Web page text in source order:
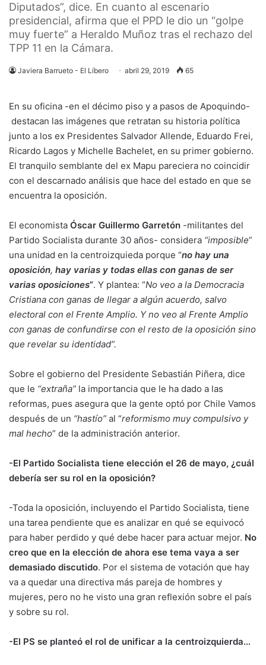
Diputados”, dice. En cuanto al escenario
presidencial, afirma que el PPD le dio un “golpe
muy fuerte” a Heraldo Muñoz tras el rechazo del
TPP 11 en la Cámara.
Javiera Barrueto - El Líbero abril 29, 2019 65
En su oficina -en el décimo piso y a pasos de Apoquindo-
destacan las imágenes que retratan su historia política
junto a los ex Presidentes Salvador Allende, Eduardo Frei,
Ricardo Lagos y Michelle Bachelet, en su primer gobierno.
El tranquilo semblante del ex Mapu pareciera no coincidir
con el descarnado análisis que hace del estado en que se
encuentra la oposición.
El economista Óscar Guillermo Garretón -militantes del
Partido Socialista durante 30 años- considera “imposible”
una unidad en la centroizquieda porque “no hay una
oposición, hay varias y todas ellas con ganas de ser
varias oposiciones”. Y plantea: “No veo a la Democracia
Cristiana con ganas de llegar a algún acuerdo, salvo
electoral con el Frente Amplio. Y no veo al Frente Amplio
con ganas de confundirse con el resto de la oposición sino
que revelar su identidad”.
Sobre el gobierno del Presidente Sebastián Piñera, dice
que le “extraña” la importancia que le ha dado a las
reformas, pues asegura que la gente optó por Chile Vamos
después de un “hastío” al “reformismo muy compulsivo y
mal hecho” de la administración anterior.
-El Partido Socialista tiene elección el 26 de mayo, ¿cuál
debería ser su rol en la oposición?
-Toda la oposición, incluyendo el Partido Socialista, tiene
una tarea pendiente que es analizar en qué se equivocó
para haber perdido y qué debe hacer para actuar mejor. No
creo que en la elección de ahora ese tema vaya a ser
demasiado discutido. Por el sistema de votación que hay
va a quedar una directiva más pareja de hombres y
mujeres, pero no he visto una gran reflexión sobre el país
y sobre su rol.
-El PS se planteó el rol de unificar a la centroizquierda…